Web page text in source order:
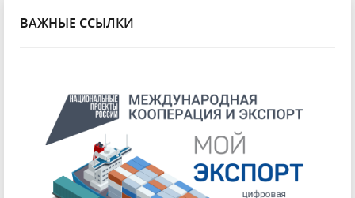
ВАЖНЫЕ ССЫЛКИ